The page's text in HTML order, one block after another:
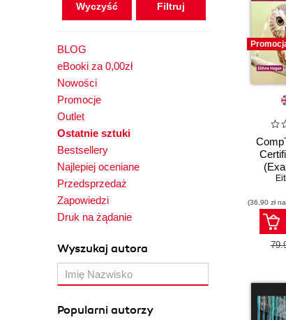
Wyczyść
BLOG
eBooki za 0,00zł
Nowości
Promocje
Outlet
Ostatnie sztuki
Bestsellery
Najlepiej oceniane
Przedsprzedaż
Zapowiedzi
Druk na żądanie
Wyszukaj autora
Popularni autorzy
(36,90 zł